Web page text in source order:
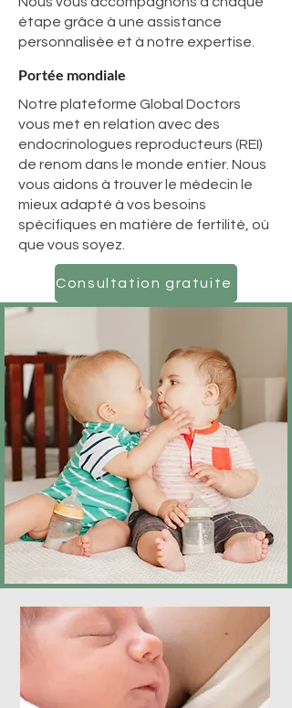
étape grâce à une assistance
personnalisée et à notre expertise.
Portée mondiale
Notre plateforme Global Doctors
vous met en relation avec des
endocrinologues reproducteurs (REI)
de renom dans le monde entier. Nous
vous aidons à trouver le médecin le
mieux adapté à vos besoins
spécifiques en matière de fertilité, où
que vous soyez.
Consultation gratuite